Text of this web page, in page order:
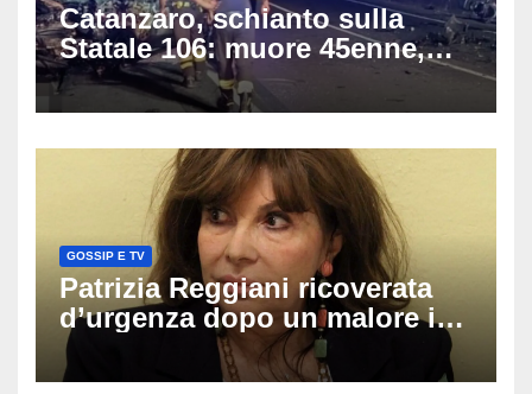
Catanzaro, schianto sulla
Statale 106: muore 45enne,
coinvolti un’auto, un suv e
una moto
GOSSIP E TV
Patrizia Reggiani ricoverata
d’urgenza dopo un malore in
vacanza: come sta oggi l’ex
Lady Gucci